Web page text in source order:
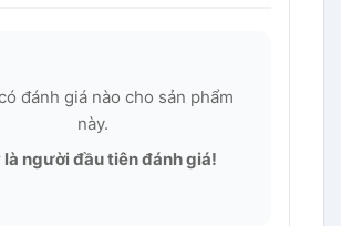
đánh giá nào cho sản phẩm
này.
là người đầu tiên đánh giá!